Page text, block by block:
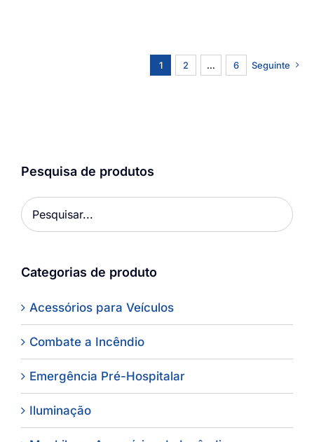
1 2 … 6 Seguinte
Pesquisa de produtos
Categorias de produto
Acessórios para Veículos
Combate a Incêndio
Emergência Pré-Hospitalar
Iluminação